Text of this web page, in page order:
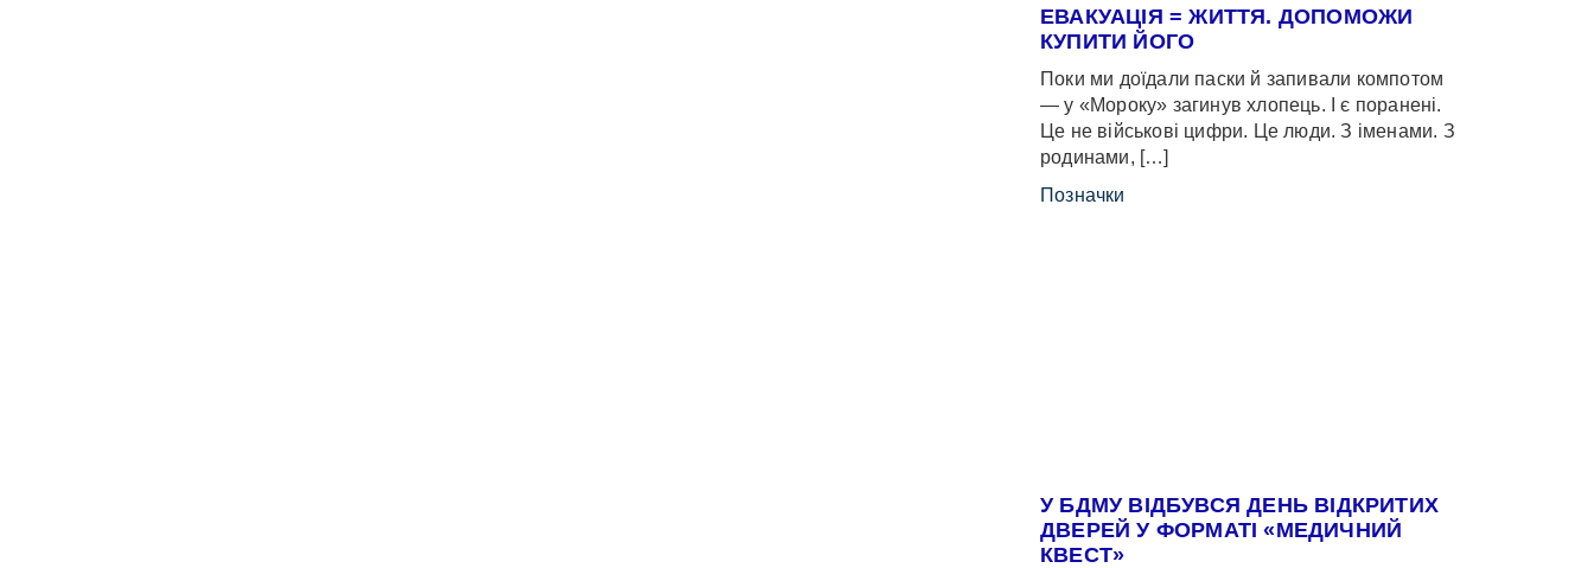
ЕВАКУАЦІЯ = ЖИТТЯ. ДОПОМОЖИ
КУПИТИ ЙОГО
Поки ми доїдали паски й запивали компотом
— у «Мороку» загинув хлопець. І є поранені.
Це не військові цифри. Це люди. З іменами. З
родинами, […]
Позначки
У БДМУ ВІДБУВСЯ ДЕНЬ ВІДКРИТИХ
ДВЕРЕЙ У ФОРМАТІ «МЕДИЧНИЙ
КВЕСТ»